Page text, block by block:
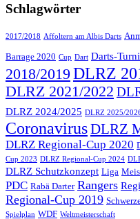
Schlagwörter
2017/2018 Affoltern am Albis Darts
Barrage 2020 Cup Dart Darts-
2018/2019 DLRZ
DLRZ 2021/2022
DLRZ 2024/2025 DLRZ 2025/
CoronavirusDLRZ
DLRZ Regional-Cup 2020
Cup 2023 DLRZ Regional-Cup 2024
DLRZ Schutzkonzept Liga
PDC Rabä Darter Rangers
Regional-Cup 2019
Spielplan WDF Weltmeisterschaft